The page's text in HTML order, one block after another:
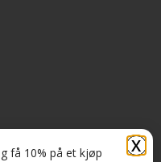
X
få 10% på et kjøp